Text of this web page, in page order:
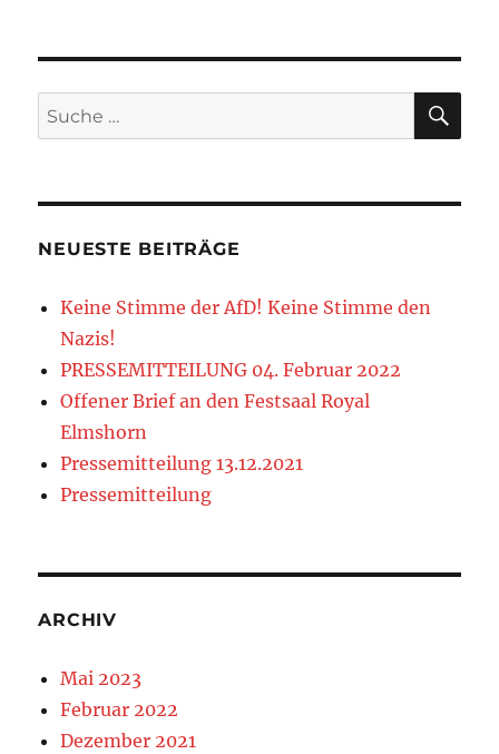
Suche
nach:
NEUESTE BEITRÄGE
Keine Stimme der AfD! Keine Stimme den
Nazis!
PRESSEMITTEILUNG 04. Februar 2022
Offener Brief an den Festsaal Royal
Elmshorn
Pressemitteilung 13.12.2021
Pressemitteilung
ARCHIV
Mai 2023
Februar 2022
Dezember 2021